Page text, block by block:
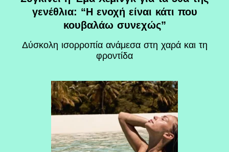
γενέθλια: “Η ενοχή είναι κάτι που
κουβαλάω συνεχώς”
Δύσκολη ισορροπία ανάμεσα στη χαρά και τη
φροντίδα